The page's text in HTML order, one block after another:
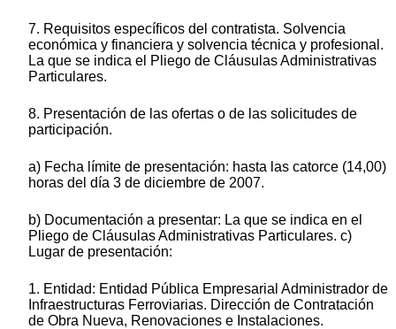
7. Requisitos específicos del contratista. Solvencia
económica y financiera y solvencia técnica y profesional.
La que se indica el Pliego de Cláusulas Administrativas
Particulares.
8. Presentación de las ofertas o de las solicitudes de
participación.
a) Fecha límite de presentación: hasta las catorce (14,00)
horas del día 3 de diciembre de 2007.
b) Documentación a presentar: La que se indica en el
Pliego de Cláusulas Administrativas Particulares. c)
Lugar de presentación:
1. Entidad: Entidad Pública Empresarial Administrador de
Infraestructuras Ferroviarias. Dirección de Contratación
de Obra Nueva, Renovaciones e Instalaciones.